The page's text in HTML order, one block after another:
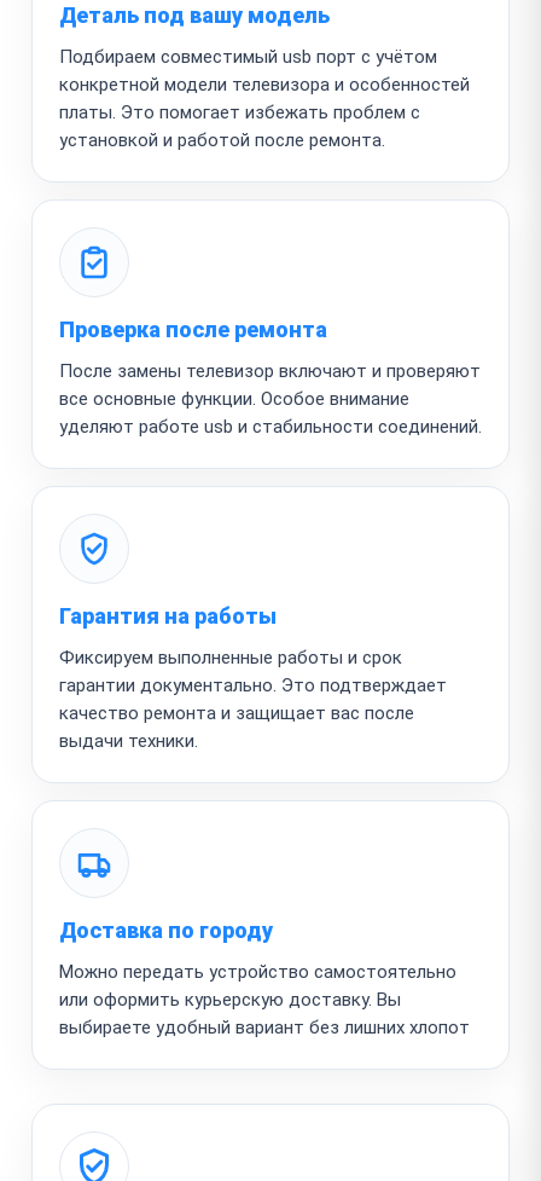
Деталь под вашу модель
Подбираем совместимый usb порт с учётом
конкретной модели телевизора и особенностей
платы. Это помогает избежать проблем с
установкой и работой после ремонта.
Проверка после ремонта
После замены телевизор включают и проверяют
все основные функции. Особое внимание
уделяют работе usb и стабильности соединений.
Гарантия на работы
Фиксируем выполненные работы и срок
гарантии документально. Это подтверждает
качество ремонта и защищает вас после
выдачи техники.
Доставка по городу
Можно передать устройство самостоятельно
или оформить курьерскую доставку. Вы
выбираете удобный вариант без лишних хлопот